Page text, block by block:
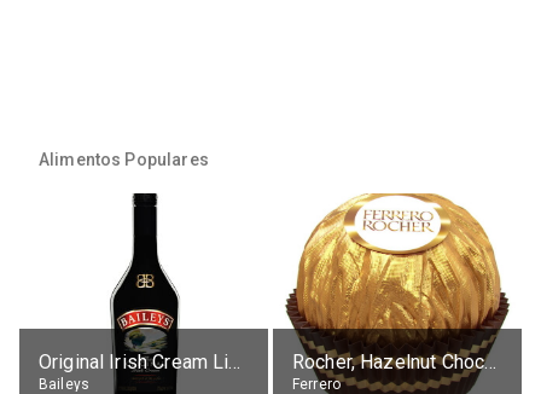
Alimentos Populares
Original Irish Cream Liqueur (17% alc.)
Baileys
Rocher, Hazelnut Chocolate Ball
Ferrero